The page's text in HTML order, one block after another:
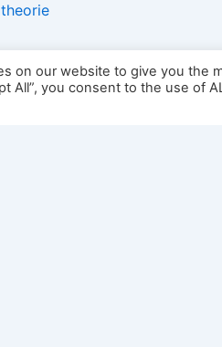
on our website to give you the
All”, you consent to the use of